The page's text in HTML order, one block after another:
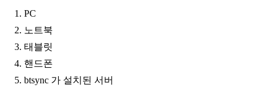
1. PC
2. 노트북
3. 태블릿
4. 핸드폰
5. btsync 가 설치된 서버